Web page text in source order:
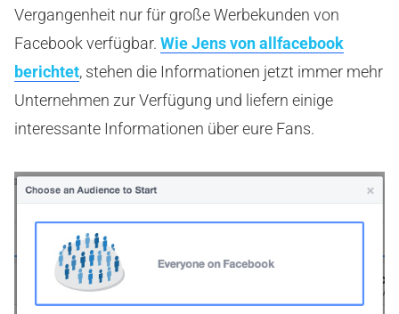
Vergangenheit nur für große Werbekunden von
Facebook verfügbar. Wie Jens von allfacebook
berichtet, stehen die Informationen jetzt immer mehr
Unternehmen zur Verfügung und liefern einige
interessante Informationen über eure Fans.